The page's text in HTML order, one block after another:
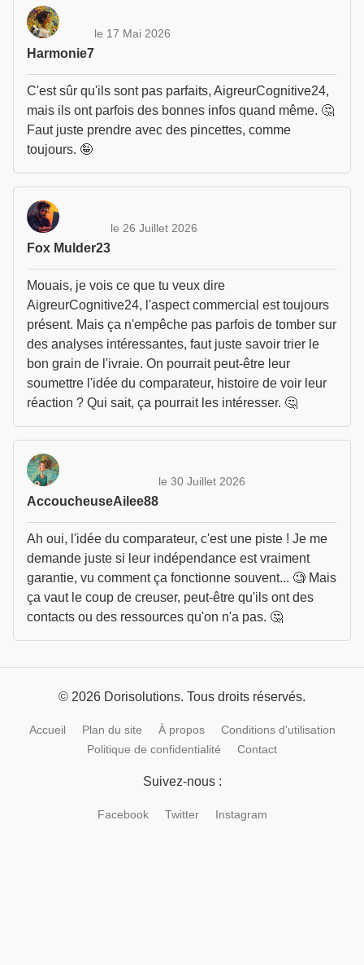
Harmonie7
le 17 Mai 2026
C'est sûr qu'ils sont pas parfaits, AigreurCognitive24,
mais ils ont parfois des bonnes infos quand même. 🤔
Faut juste prendre avec des pincettes, comme
toujours. 🤪
Fox Mulder23
le 26 Juillet 2026
Mouais, je vois ce que tu veux dire
AigreurCognitive24, l'aspect commercial est toujours
présent. Mais ça n'empêche pas parfois de tomber sur
des analyses intéressantes, faut juste savoir trier le
bon grain de l'ivraie. On pourrait peut-être leur
soumettre l'idée du comparateur, histoire de voir leur
réaction ? Qui sait, ça pourrait les intéresser. 🤔
AccoucheuseAilee88
le 30 Juillet 2026
Ah oui, l'idée du comparateur, c'est une piste ! Je me
demande juste si leur indépendance est vraiment
garantie, vu comment ça fonctionne souvent... 🧐 Mais
ça vaut le coup de creuser, peut-être qu'ils ont des
contacts ou des ressources qu'on n'a pas. 🤔
© 2026 Dorisolutions. Tous droits réservés.
Accueil Plan du site À propos
Conditions d'utilisation
Politique de confidentialité
Contact
Suivez-nous :
Facebook Twitter Instagram